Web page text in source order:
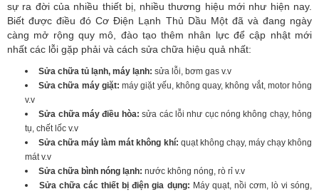
sự ra đời của nhiều thiết bị, nhiều thương hiệu mới như hiện nay.
Biết được điều đó Cơ Điện Lạnh Thủ Dầu Một đã và đang ngày
càng mở rộng quy mô, đào tạo thêm nhân lực để cập nhật mới
nhất các lỗi gặp phải và cách sửa chữa hiệu quả nhất:
Sửa chữa tủ lạnh, máy lạnh: sửa lỗi, bơm gas v.v
Sửa chữa máy giặt:máy giặt yếu, không quay, không vắt, motor hỏng
v.v
Sửa chữa máy điều hòa: sửa các lỗi như cục nóng không chạy, hỏng
tụ, chết lốc v.v
Sửa chữa máy làm mát không khí: quạt không chạy, máy chạy không
mát v.v
Sửa chữa bình nóng lạnh: nước không nóng, rò rỉ v.v
Sửa chữa các thiết bị điện gia dụng: Máy quạt, nồi cơm, lò vi sóng,